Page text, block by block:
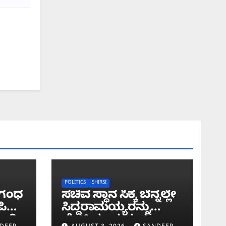
POLITICS SHIRSI
ಸಚಿವ ಸ್ಥಾನ ಸಿಕ್ಕ ಬೆನ್ನಲ್ಲೇ
ಸಿದ್ದರಾಮಯ್ಯರನ್ನು
ಭೇಟಿಯಾದ ಮಧು